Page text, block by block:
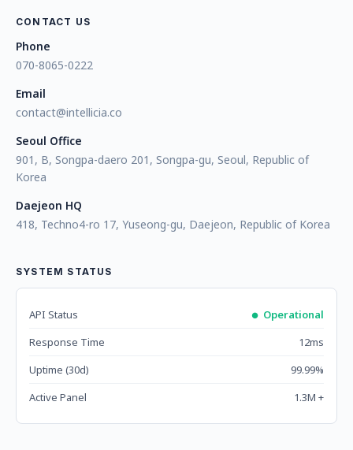
CONTACT US
Phone
070-8065-0222
Email
contact@intellicia.co
Seoul Office
901, B, Songpa-daero 201, Songpa-gu, Seoul, Republic of
Korea
Daejeon HQ
418, Techno4-ro 17, Yuseong-gu, Daejeon, Republic of Korea
SYSTEM STATUS
API Status
Operational
Response Time
12ms
Uptime (30d)
99.99%
Active Panel
1.3M +